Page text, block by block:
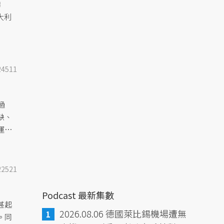
利
、
何
起
同
Podcast 最新集數
2026.08.06 德國萊比錫機場遭無